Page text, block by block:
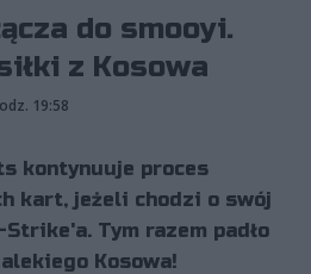
do smooyi.
z Kosowa
19:58
kontynuuje proces
kart, jeżeli chodzi o swój
Tym razem padło
Kosowa!